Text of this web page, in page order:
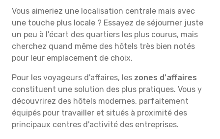
Vous aimeriez une localisation centrale mais avec
une touche plus locale ? Essayez de séjourner juste
un peu à l'écart des quartiers les plus courus, mais
cherchez quand même des hôtels très bien notés
pour leur emplacement de choix.
Pour les voyageurs d'affaires, les zones d'affaires
constituent une solution des plus pratiques. Vous y
découvrirez des hôtels modernes, parfaitement
équipés pour travailler et situés à proximité des
principaux centres d'activité des entreprises.